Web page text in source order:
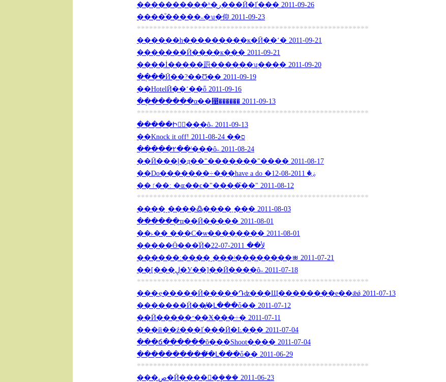
����������ʱ�ر���Ӣ�ľ��� 2011-09-26
����ͦ�����˵�ʮ�仰 2011-09-23
*********************************************************
������һ���������ĸ�Ӣ��ʻ� 2011-09-21
�������Ӣ����к��� 2011-09-21
����İ�����罻������ʮ���� 2011-09-20
��ְ��Ӣ��?��Ʊ�� 2011-09-19
��HotelӢ��ʻ��ȫ 2011-09-16
��ְ������α��⴩������ 2011-09-13
*********************************************************
�����Իؿۡ���ô˵ 2011-09-13
��Knock it off! ס�� 2011-08-24
�����۲��ˡ���ô˵ 2011-08-24
��Ӣ���ļ�д��"�������"���� 2011-08-17
��Do�������÷���have a do �ۻ� 2011-08-12
��ٵ��: �ɶ��ϵ�"����֮��" 2011-08-12
*********************************************************
����˼����߷ְ����˲��� 2011-08-03
������ְҵ��Ӣ����� 2011-08-01
��˫�� ���С�ѡ����֢���� 2011-08-01
�����Ӫ���ͥӢ�ﻷ�� 2011-07-22
������:����˼���ʲ��������ﾳ 2011-07-21
��[���ڸ�У��]��Ӣ����ô˵ 2011-07-18
*********************************************************
���ҿ�����Ӣ�����Դʣ���Щ��������е��ǣǿ 2011-07-13
�������Ӣ��̸�Լ���ȱ�� 2011-07-12
��Ӣ�����״��Ӿ���÷� 2011-07-11
���й��ź���ľ���Ӣ�Ŀ��� 2011-07-04
���ճ������õ���Shoot���� 2011-07-04
����������̸�Լ���ȱ�� 2011-06-29
*********************************************************
���ص�Ӣ�����ܾ��� 2011-06-23